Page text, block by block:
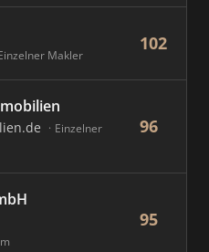
Makler
102
Einzelner
96
95